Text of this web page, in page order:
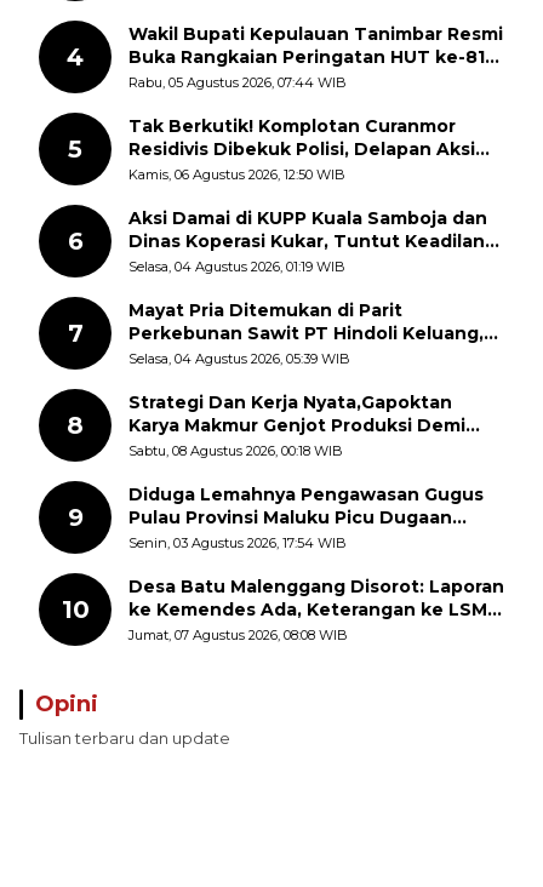
4
Wakil Bupati Kepulauan Tanimbar Resmi
Buka Rangkaian Peringatan HUT ke-81
Kemerdekaan RI, ASN Diajak Perkuat
Rabu, 05 Agustus 2026, 07:44 WIB
5
Tak Berkutik! Komplotan Curanmor
Residivis Dibekuk Polisi, Delapan Aksi
Curanmor Di Candipuro Terungkap
Kamis, 06 Agustus 2026, 12:50 WIB
6
Aksi Damai di KUPP Kuala Samboja dan
Dinas Koperasi Kukar, Tuntut Keadilan
dan Kesempatan Kerja yang Adil
Selasa, 04 Agustus 2026, 01:19 WIB
7
Mayat Pria Ditemukan di Parit
Perkebunan Sawit PT Hindoli Keluang,
Polisi Selidiki Penyebab Kematian
Selasa, 04 Agustus 2026, 05:39 WIB
8
Strategi Dan Kerja Nyata,Gapoktan
Karya Makmur Genjot Produksi Demi
Swasembada Pangan
Sabtu, 08 Agustus 2026, 00:18 WIB
9
Diduga Lemahnya Pengawasan Gugus
Pulau Provinsi Maluku Picu Dugaan
Pungli terhadap Nelayan Bale-Bale di
Senin, 03 Agustus 2026, 17:54 WIB
10
Desa Batu Malenggang Disorot: Laporan
ke Kemendes Ada, Keterangan ke LSM
GMAS Berbeda
Jumat, 07 Agustus 2026, 08:08 WIB
Opini
Tulisan terbaru dan update